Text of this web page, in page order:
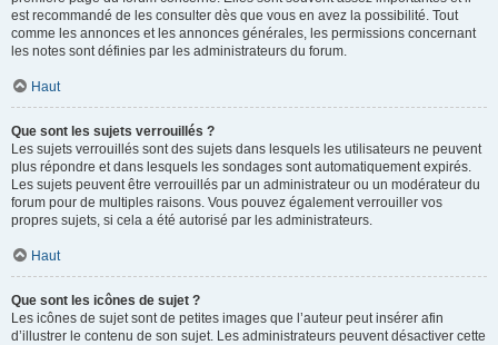
est recommandé de les consulter dès que vous en avez la possibilité. Tout
comme les annonces et les annonces générales, les permissions concernant
les notes sont définies par les administrateurs du forum.
Haut
Que sont les sujets verrouillés ?
Les sujets verrouillés sont des sujets dans lesquels les utilisateurs ne peuvent
plus répondre et dans lesquels les sondages sont automatiquement expirés.
Les sujets peuvent être verrouillés par un administrateur ou un modérateur du
forum pour de multiples raisons. Vous pouvez également verrouiller vos
propres sujets, si cela a été autorisé par les administrateurs.
Haut
Que sont les icônes de sujet ?
Les icônes de sujet sont de petites images que l’auteur peut insérer afin
d’illustrer le contenu de son sujet. Les administrateurs peuvent désactiver cette